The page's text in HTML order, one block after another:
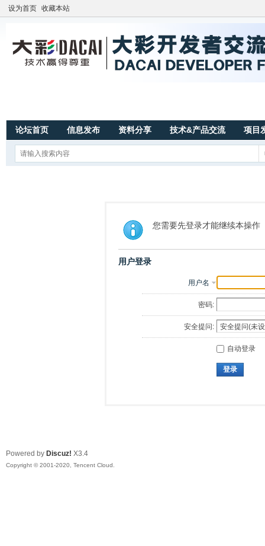
设为首页 收藏本站
论坛首页 信息发布 资料分享 技术&产品交流 项目
您需要先登录才能继续本操作
用户登录
用户名
密码:
安全提问:
自动登录
登录
Powered by Discuz! X3.4
Copyright © 2001-2020, Tencent Cloud.